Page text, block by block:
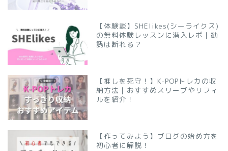
【体験談】SHElikes(シーライクス)
の無料体験レッスンに潜入レポ｜勧
誘は断れる？
【推しを死守！】K-POPトレカの収
納方法｜おすすめスリーブやリフィ
ルを紹介！
【作ってみよう】ブログの始め方を
初心者に解説！